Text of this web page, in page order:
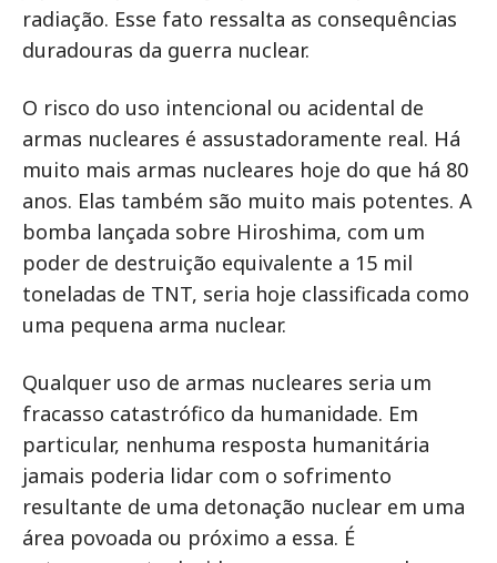
radiação. Esse fato ressalta as consequências
duradouras da guerra nuclear.
O risco do uso intencional ou acidental de
armas nucleares é assustadoramente real. Há
muito mais armas nucleares hoje do que há 80
anos. Elas também são muito mais potentes. A
bomba lançada sobre Hiroshima, com um
poder de destruição equivalente a 15 mil
toneladas de TNT, seria hoje classificada como
uma pequena arma nuclear.
Qualquer uso de armas nucleares seria um
fracasso catastrófico da humanidade. Em
particular, nenhuma resposta humanitária
jamais poderia lidar com o sofrimento
resultante de uma detonação nuclear em uma
área povoada ou próximo a essa. É